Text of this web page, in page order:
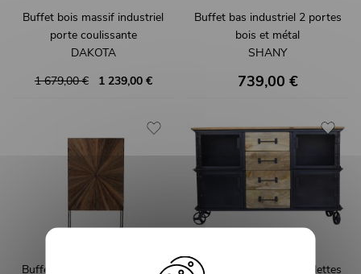
Buffet bois massif industriel
porte coulissante
DAKOTA
1 679,00 €
1 239,00 €
Buffet bas industriel 2 portes
bois et métal
SHANY
739,00 €
Buffet haut industriel bois et Buffet industriel sur roulettes